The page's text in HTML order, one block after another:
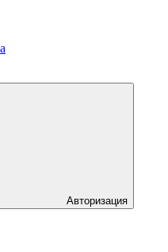
Авторизация